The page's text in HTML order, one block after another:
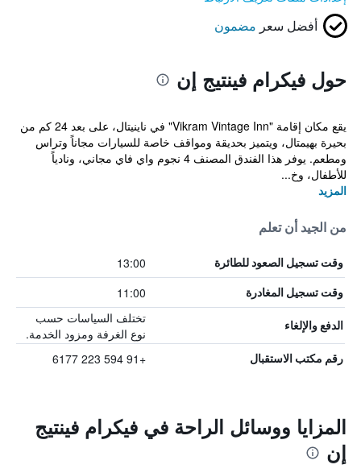
أفضل سعر مضمون
حول فيكرام فينتيج إن
يقع مكان إقامة "Vikram Vintage Inn" في ناينيتال، على بعد 24 كم من
بحيرة بهيمتال، ويتميز بحديقة ومواقف خاصة للسيارات مجاناً وتراس
ومطعم. يوفر هذا الفندق المصنف 4 نجوم واي فاي مجاني، ونادياً
للأطفال، وخ...
المزيد
من الجيد أن تعلم
وقت تسجيل الصعود للطائرة 13:00
وقت تسجيل المغادرة 11:00
الدفع والإلغاء
تختلف السياسات حسب
نوع الغرفة ومزود الخدمة.
رقم مكتب الاستقبال +91 594 223 6177
المزايا ووسائل الراحة في فيكرام فينتيج
إن